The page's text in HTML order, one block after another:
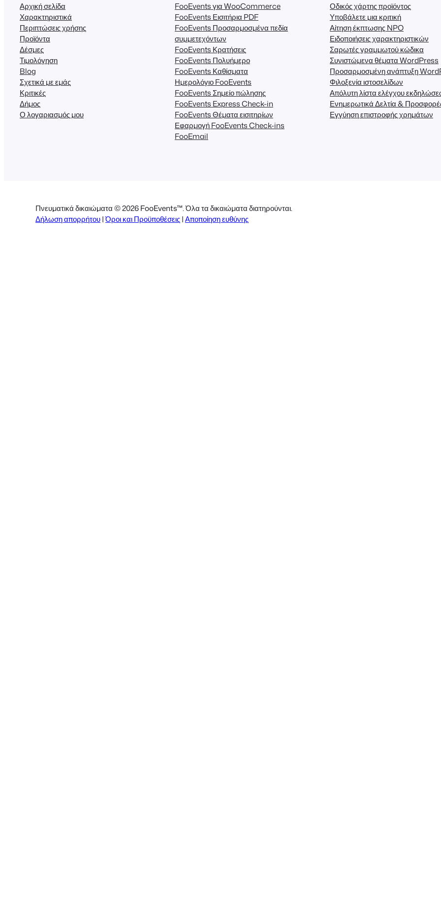
Αρχική σελίδα
Χαρακτηριστικά
Περιπτώσεις χρήσης
Προϊόντα
Δέσμες
Τιμολόγηση
Blog
Σχετικά με εμάς
Κριτικές
Δήμος
Ο λογαριασμός μου
FooEvents για WooCommerce
FooEvents Εισιτήρια PDF
FooEvents Προσαρμοσμένα πεδία
συμμετεχόντων
FooEvents Κρατήσεις
FooEvents Πολυήμερο
FooEvents Καθίσματα
Ημερολόγιο FooEvents
FooEvents Σημείο πώλησης
FooEvents Express Check-in
FooEvents Θέματα εισιτηρίων
Εφαρμογή FooEvents Check-ins
FooEmail
Οδικός χάρτης προϊόντος
Υποβάλετε μια κριτική
Αίτηση έκπτωσης NPO
Ειδοποιήσεις χαρακτηριστικών
Σαρωτές γραμμωτού κώδικα
Συνιστώμενα θέματα WordPress
Προσαρμοσμένη ανάπτυξη
Φιλοξενία ιστοσελίδων
Απόλυτη λίστα ελέγχου
Ενημερωτικά Δελτία &
Εγγύηση επιστροφής χρημάτων
Πνευματικά δικαιώματα © 2026 FooEvents™. Όλα τα δικαιώματα διατηρούνται.
Δήλωση απορρήτου|Όροι και Προϋποθέσεις|Αποποίηση ευθύνης